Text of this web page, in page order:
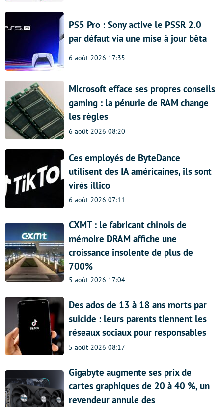
PS5 Pro : Sony active le PSSR 2.0
par défaut via une mise à jour bêta
6 août 2026 17:35
Microsoft efface ses propres conseils
gaming : la pénurie de RAM change
les règles
6 août 2026 08:20
Ces employés de ByteDance
utilisent des IA américaines, ils sont
virés illico
6 août 2026 07:11
CXMT : le fabricant chinois de
mémoire DRAM affiche une
croissance insolente de plus de
700%
5 août 2026 17:04
Des ados de 13 à 18 ans morts par
suicide : leurs parents tiennent les
réseaux sociaux pour responsables
5 août 2026 08:17
Gigabyte augmente ses prix de
cartes graphiques de 20 à 40 %, un
revendeur annule des